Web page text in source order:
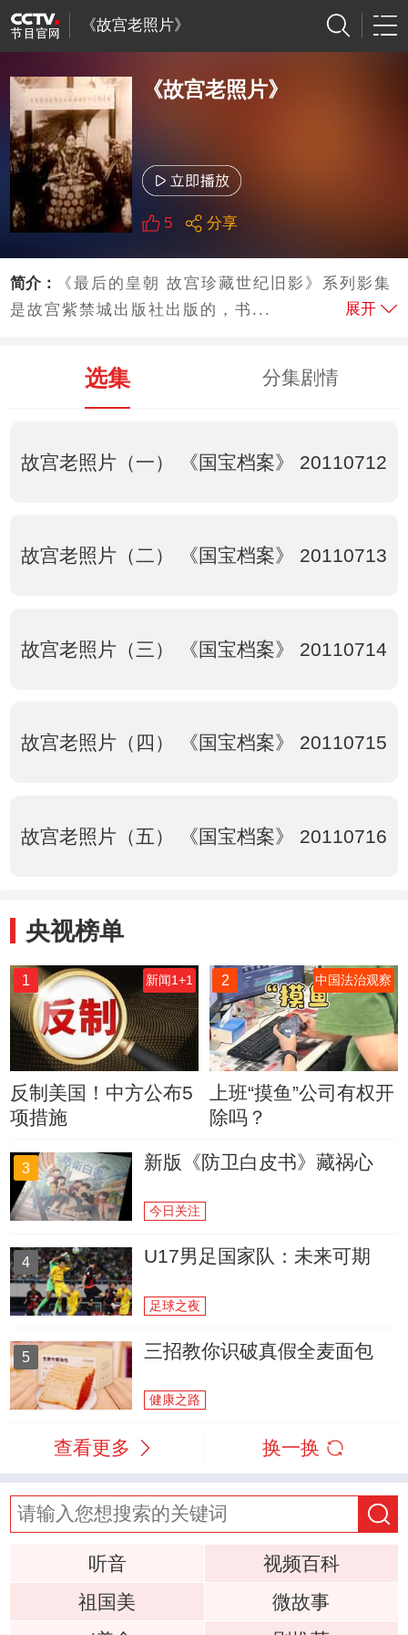
《故宫老照片》
《故宫老照片》
5 分享
简介：
《最后的皇朝 故宫珍藏世纪旧影》系列影集
是故宫紫禁城出版社出版的，书...
展开
选集 分集剧情
故宫老照片（一） 《国宝档案》 20110712
故宫老照片（二） 《国宝档案》 20110713
故宫老照片（三） 《国宝档案》 20110714
故宫老照片（四） 《国宝档案》 20110715
故宫老照片（五） 《国宝档案》 20110716
央视榜单
1 新闻1+1
反制美国！中方公布5
项措施
2 中国法治观察
上班“摸鱼”公司有权开
除吗？
3 新版《防卫白皮书》藏祸心
今日关注
4 U17男足国家队：未来可期
足球之夜
5 三招教你识破真假全麦面包
健康之路
查看更多 换一换
听音
视频百科
祖国美
微故事